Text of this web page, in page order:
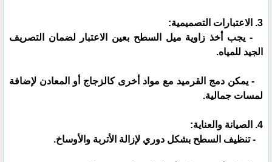
3. الاعتبارات التصميمية:
- يجب أخذ زاوية ميل السطح بعين الاعتبار لضمان التصريف
الجيد للمياه.
- يمكن دمج القرميد مع مواد أخرى كالزجاج أو المعادن لإضافة
لمسات جمالية.
4. الصيانة والعناية:
- تنظيف السطح بشكل دوري لإزالة الأتربة والأوساخ.